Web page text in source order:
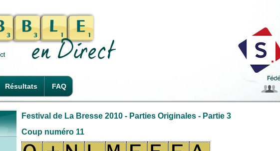
Résultats FAQ
Festival de La Bresse 2010 - Parties Originales - Partie 3
Coup numéro 11